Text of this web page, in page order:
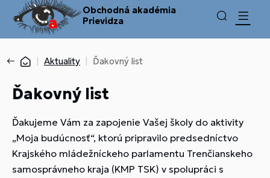
Obchodná akadémia
Prievidza
Aktuality Ďakovný list
Ďakovný list
Ďakujeme Vám za zapojenie Vašej školy do aktivity
„Moja budúcnosť“, ktorú pripravilo predsedníctvo
Krajského mládežníckeho parlamentu Trenčianskeho
samosprávneho kraja (KMP TSK) v spolupráci s